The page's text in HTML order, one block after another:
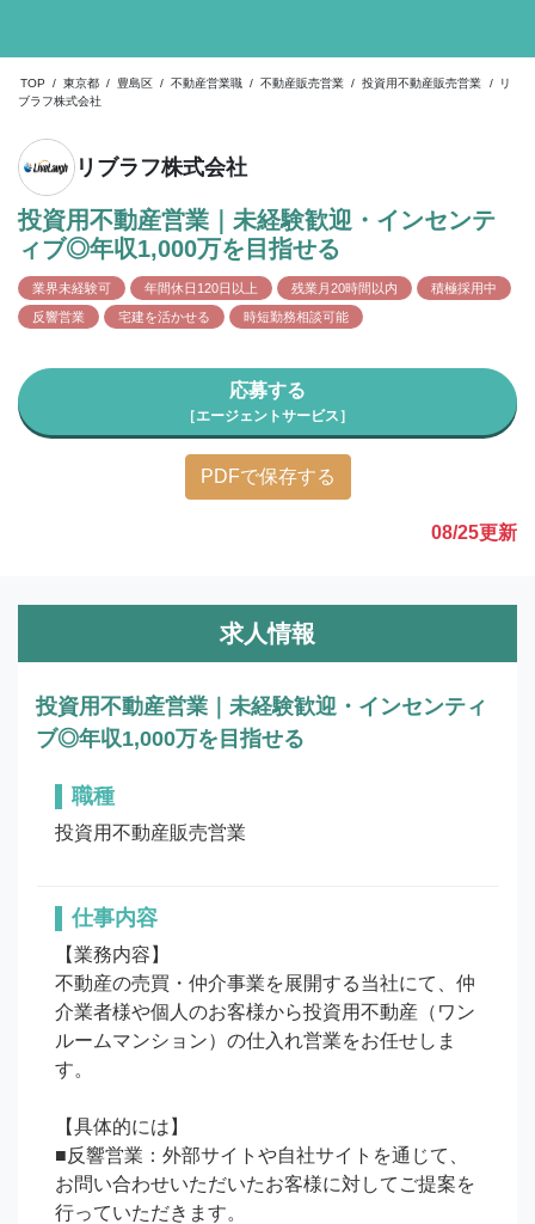
TOP / 東京都 / 豊島区 / 不動産営業職 / 不動産販売営業 / 投資用不動産販売営業 /
リ
ブラフ株式会社
リブラフ株式会社
投資用不動産営業｜未経験歓迎・インセンテ
ィブ◎年収1,000万を目指せる
業界未経験可 年間休日120日以上 残業月20時間以内
積極採用中
反響営業
宅建を活かせる 時短勤務相談可能
応募する
［エージェントサービス］
PDFで保存する
08/25更新
求人情報
投資用不動産営業｜未経験歓迎・インセンティ
ブ◎年収1,000万を目指せる
職種
投資用不動産販売営業
仕事内容
【業務内容】
不動産の売買・仲介事業を展開する当社にて、仲
介業者様や個人のお客様から投資用不動産（ワン
ルームマンション）の仕入れ営業をお任せしま
す。
【具体的には】
■反響営業：外部サイトや自社サイトを通じて、
お問い合わせいただいたお客様に対してご提案を
行っていただきます。